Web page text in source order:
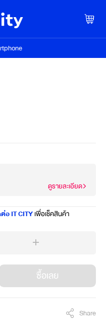
ดูรายละเอียด
อ IT CITYเพื่อเช็คสินค้า
ซื้อเลย
Share